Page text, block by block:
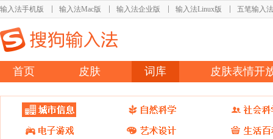
输入法手机版 输入法Mac版 输入法企业版 输入法Linux版 五笔输入法
首页 皮肤 词库 皮肤表情开